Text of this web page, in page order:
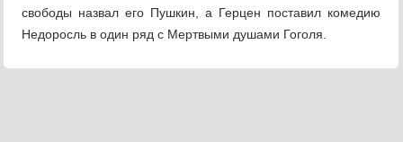
свободы назвал его Пушкин, а Герцен поставил комедию
Недоросль в один ряд с Мертвыми душами Гоголя.